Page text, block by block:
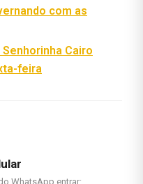
com as
Cairo
feira
WhatsApp entrar: